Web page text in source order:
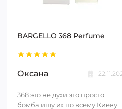
BARGELLO 368 Perfume
Оксана
368 это не духи это просто
бомба ищу их по всему Киеву